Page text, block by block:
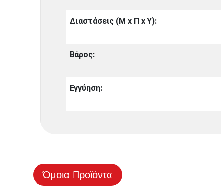
Διαστάσεις (Μ x Π x Υ):
Βάρος:
Εγγύηση:
Όμοια Προϊόντα